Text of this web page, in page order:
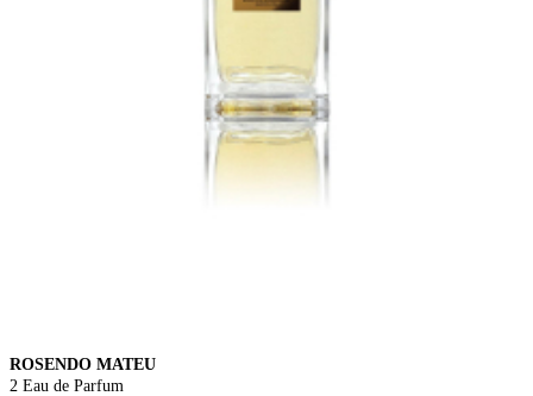
ROSENDO MATEU
2 Eau de Parfum